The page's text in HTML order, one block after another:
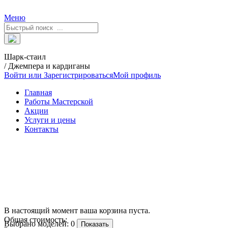
Меню
Шарк-стаил
/ Джемпера и кардиганы
Войти или ЗарегистрироватьсяМой профиль
Главная
Работы Мастерской
Акции
Услуги и цены
Контакты
В настоящий момент ваша корзина пуста.
Общая стоимость:
Выбрано моделей: 0